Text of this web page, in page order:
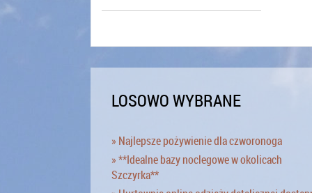
LOSOWO WYBRANE
» Najlepsze pożywienie dla czworonoga
» **Idealne bazy noclegowe w okolicach
Szczyrka**